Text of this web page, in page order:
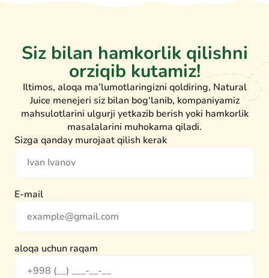
Siz bilan hamkorlik qilishni
orziqib kutamiz!
Iltimos, aloqa ma’lumotlaringizni qoldiring, Natural
Juice menejeri siz bilan bog‘lanib, kompaniyamiz
mahsulotlarini ulgurji yetkazib berish yoki hamkorlik
masalalarini muhokama qiladi.
Sizga qanday murojaat qilish kerak
E-mail
aloqa uchun raqam